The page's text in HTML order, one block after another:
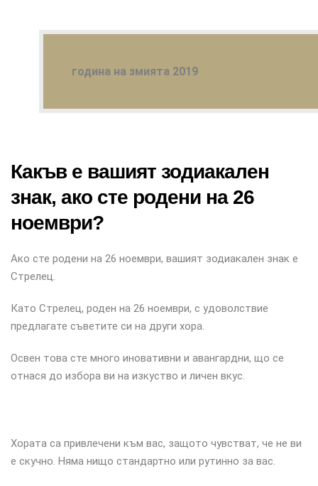
година на змията 2019
Какъв е вашият зодиакален
знак, ако сте родени на 26
ноември?
Ако сте родени на 26 ноември, вашият зодиакален знак е
Стрелец.
Като Стрелец, роден на 26 ноември, с удоволствие
предлагате съветите си на други хора.
Освен това сте много иновативни и авангардни, що се
отнася до избора ви на изкуство и личен вкус.
Хората са привлечени към вас, защото чувстват, че не ви
е скучно. Няма нищо стандартно или рутинно за вас.